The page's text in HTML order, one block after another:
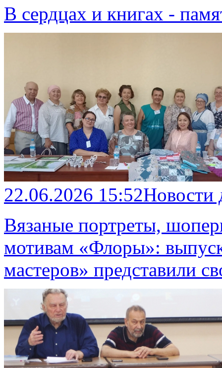
В сердцах и книгах -
22.06.2026 15:52
Вязаные портреты,
мотивам «Флоры»:
мастеров» представили